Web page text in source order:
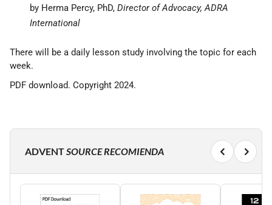
by Herma Percy, PhD, Director of Advocacy, ADRA
International
There will be a daily lesson study involving the topic for each
week.
PDF download. Copyright 2024.
ADVENTSOURCE RECOMIENDA